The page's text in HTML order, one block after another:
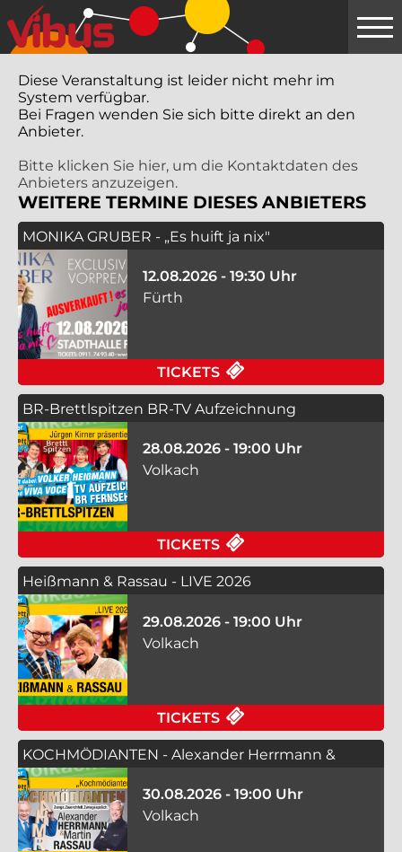
Springe
zum
Hauptinhalt
Diese Veranstaltung ist leider nicht mehr im
System verfügbar.
Bei Fragen wenden Sie sich bitte direkt an den
Anbieter.
Bitte klicken Sie hier, um die Kontaktdaten des
Anbieters anzuzeigen.
WEITERE TERMINE DIESES ANBIETERS
MONIKA GRUBER - „Es huift ja nix"
12.08.2026 - 19:30 Uhr
Fürth
TICKETS
BR-Brettlspitzen BR-TV Aufzeichnung
28.08.2026 - 19:00 Uhr
Volkach
TICKETS
Heißmann & Rassau - LIVE 2026
29.08.2026 - 19:00 Uhr
Volkach
TICKETS
KOCHMÖDIANTEN - Alexander Herrmann &
Martin Rassau
30.08.2026 - 19:00 Uhr
Volkach